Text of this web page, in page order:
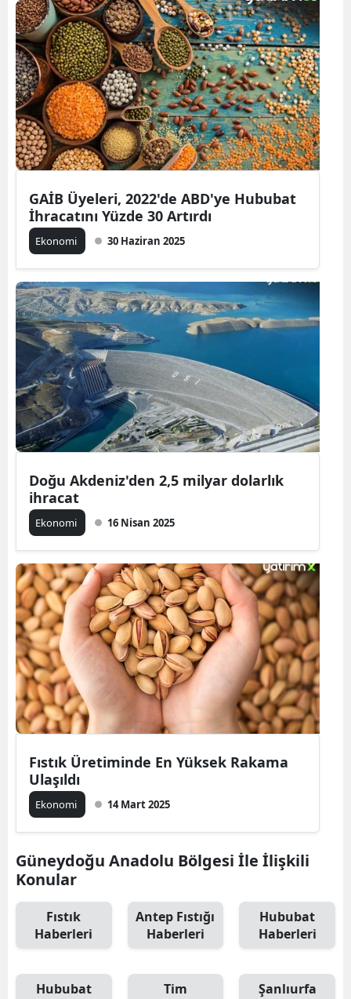
GAİB Üyeleri, 2022'de ABD'ye Hububat
İhracatını Yüzde 30 Artırdı
Ekonomi 30 Haziran 2025
Doğu Akdeniz'den 2,5 milyar dolarlık
ihracat
Ekonomi 16 Nisan 2025
Fıstık Üretiminde En Yüksek Rakama
Ulaşıldı
Ekonomi 14 Mart 2025
Güneydoğu Anadolu Bölgesi İle İlişkili
Konular
Fıstık
Haberleri
Antep Fıstığı
Haberleri
Hububat
Haberleri
Hububat
Tim
Şanlıurfa